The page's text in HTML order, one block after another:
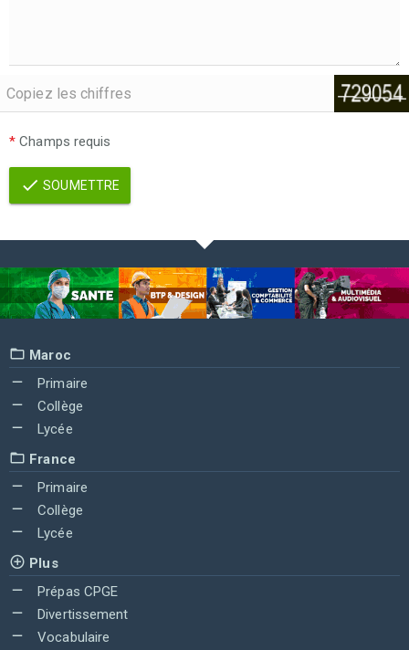
* Champs requis
SOUMETTRE
Maroc
Primaire
Collège
Lycée
France
Primaire
Collège
Lycée
Plus
Prépas CPGE
Divertissement
Vocabulaire